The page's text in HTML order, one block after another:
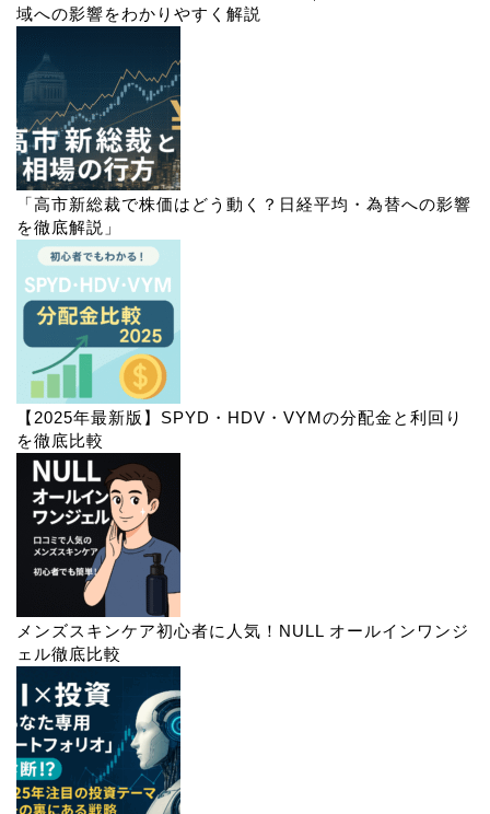
域への影響をわかりやすく解説
「高市新総裁で株価はどう動く？日経平均・為替への影響
を徹底解説」
【2025年最新版】SPYD・HDV・VYMの分配金と利回り
を徹底比較
メンズスキンケア初心者に人気！NULL オールインワンジ
ェル徹底比較